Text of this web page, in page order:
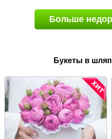
Больше
Букеты в